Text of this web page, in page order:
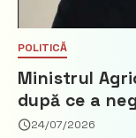
POLITICĂ
Ministrul
după ce a
Partidul
24/07/2026